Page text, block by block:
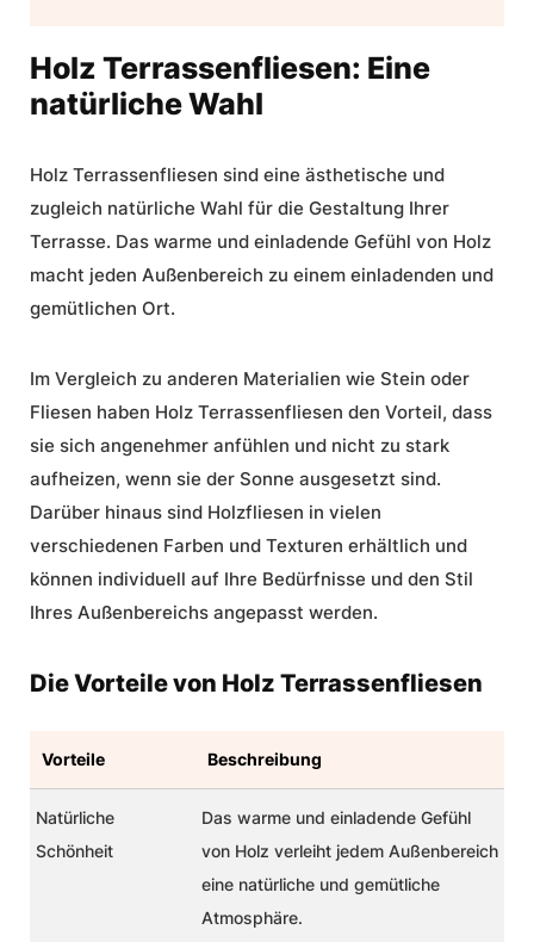
Holz Terrassenfliesen: Eine
natürliche Wahl
Holz Terrassenfliesen sind eine ästhetische und
zugleich natürliche Wahl für die Gestaltung Ihrer
Terrasse. Das warme und einladende Gefühl von Holz
macht jeden Außenbereich zu einem einladenden und
gemütlichen Ort.
Im Vergleich zu anderen Materialien wie Stein oder
Fliesen haben Holz Terrassenfliesen den Vorteil, dass
sie sich angenehmer anfühlen und nicht zu stark
aufheizen, wenn sie der Sonne ausgesetzt sind.
Darüber hinaus sind Holzfliesen in vielen
verschiedenen Farben und Texturen erhältlich und
können individuell auf Ihre Bedürfnisse und den Stil
Ihres Außenbereichs angepasst werden.
Die Vorteile von Holz Terrassenfliesen
Vorteile Beschreibung
Natürliche
Schönheit
Das warme und einladende Gefühl
von Holz verleiht jedem Außenbereich
eine natürliche und gemütliche
Atmosphäre.